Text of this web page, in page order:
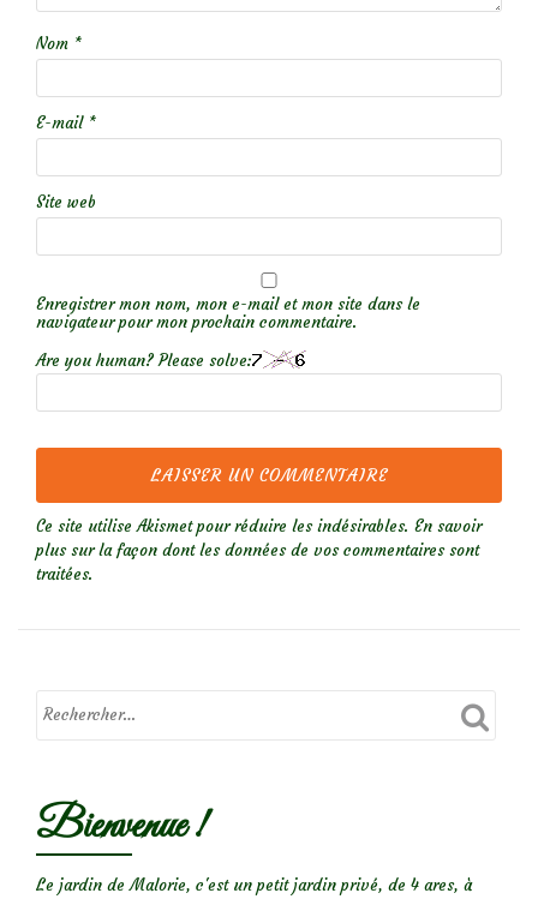
Nom *
E-mail *
Site web
Enregistrer mon nom, mon e-mail et mon site dans le
navigateur pour mon prochain commentaire.
Are you human? Please solve:
Ce site utilise Akismet pour réduire les indésirables. En savoir
plus sur la façon dont les données de vos commentaires sont
traitées.
Bienvenue !
Le jardin de Malorie, c'est un petit jardin privé, de 4 ares, à